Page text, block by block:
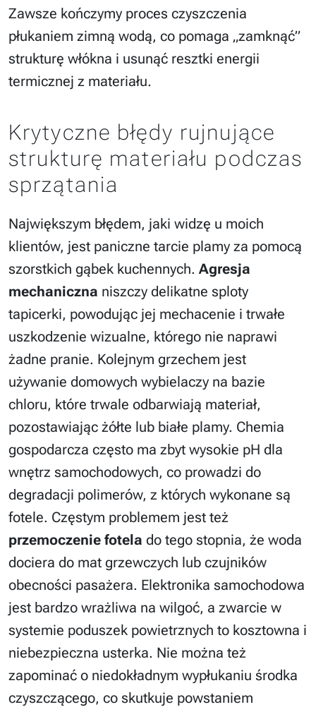
Zawsze kończymy proces czyszczenia
płukaniem zimną wodą, co pomaga „zamknąć”
strukturę włókna i usunąć resztki energii
termicznej z materiału.
Krytyczne błędy rujnujące
strukturę materiału podczas
sprzątania
Największym błędem, jaki widzę u moich
klientów, jest paniczne tarcie plamy za pomocą
szorstkich gąbek kuchennych. Agresja
mechaniczna niszczy delikatne sploty
tapicerki, powodując jej mechacenie i trwałe
uszkodzenie wizualne, którego nie naprawi
żadne pranie. Kolejnym grzechem jest
używanie domowych wybielaczy na bazie
chloru, które trwale odbarwiają materiał,
pozostawiając żółte lub białe plamy. Chemia
gospodarcza często ma zbyt wysokie pH dla
wnętrz samochodowych, co prowadzi do
degradacji polimerów, z których wykonane są
fotele. Częstym problemem jest też
przemoczenie fotela do tego stopnia, że woda
dociera do mat grzewczych lub czujników
obecności pasażera. Elektronika samochodowa
jest bardzo wrażliwa na wilgoć, a zwarcie w
systemie poduszek powietrznych to kosztowna i
niebezpieczna usterka. Nie można też
zapominać o niedokładnym wypłukaniu środka
czyszczącego, co skutkuje powstaniem